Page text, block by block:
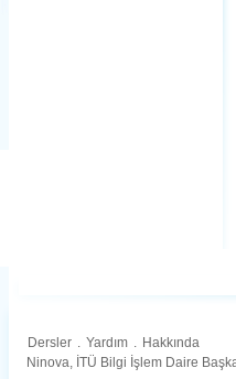
Dersler . Yardım . Hakkında
Ninova, İTÜ Bilgi İşlem Daire